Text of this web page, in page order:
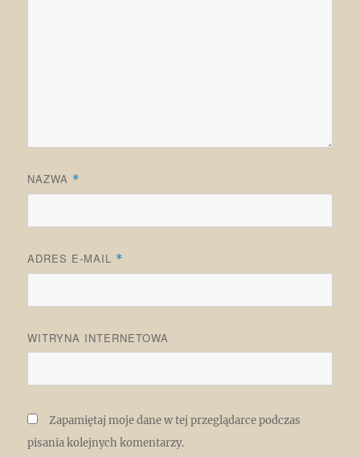
NAZWA *
ADRES E-MAIL *
WITRYNA INTERNETOWA
Zapamiętaj moje dane w tej przeglądarce podczas
pisania kolejnych komentarzy.